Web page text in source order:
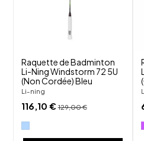
Raquette de Badminton
Li-Ning Windstorm 72 5U
(Non Cordée) Bleu
Li-ning
116,10 €129,00 €